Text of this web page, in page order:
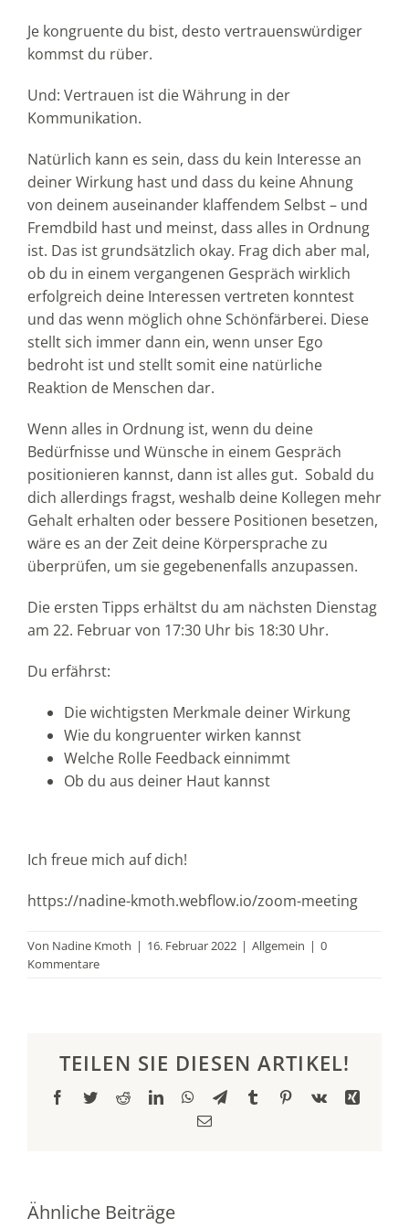
Je kongruente du bist, desto vertrauenswürdiger
kommst du rüber.
Und: Vertrauen ist die Währung in der
Kommunikation.
Natürlich kann es sein, dass du kein Interesse an
deiner Wirkung hast und dass du keine Ahnung
von deinem auseinander klaffendem Selbst – und
Fremdbild hast und meinst, dass alles in Ordnung
ist. Das ist grundsätzlich okay. Frag dich aber mal,
ob du in einem vergangenen Gespräch wirklich
erfolgreich deine Interessen vertreten konntest
und das wenn möglich ohne Schönfärberei. Diese
stellt sich immer dann ein, wenn unser Ego
bedroht ist und stellt somit eine natürliche
Reaktion de Menschen dar.
Wenn alles in Ordnung ist, wenn du deine
Bedürfnisse und Wünsche in einem Gespräch
positionieren kannst, dann ist alles gut. Sobald du
dich allerdings fragst, weshalb deine Kollegen mehr
Gehalt erhalten oder bessere Positionen besetzen,
wäre es an der Zeit deine Körpersprache zu
überprüfen, um sie gegebenenfalls anzupassen.
Die ersten Tipps erhältst du am nächsten Dienstag
am 22. Februar von 17:30 Uhr bis 18:30 Uhr.
Du erfährst:
Die wichtigsten Merkmale deiner Wirkung
Wie du kongruenter wirken kannst
Welche Rolle Feedback einnimmt
Ob du aus deiner Haut kannst
Ich freue mich auf dich!
https://nadine-kmoth.webflow.io/zoom-meeting
Von Nadine Kmoth | 16. Februar 2022 | Allgemein | 0
Kommentare
TEILEN SIE DIESEN ARTIKEL!
Facebook
TwitterRedditLinkedInWhatsApp
TelegramTumblrPinterest
Vk
Xing
E-
Ähnliche Beiträge